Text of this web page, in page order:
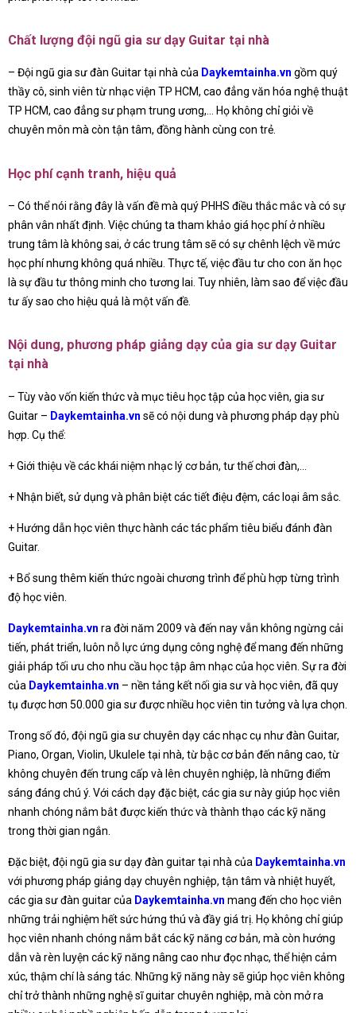
Chất lượng đội ngũ gia sư dạy Guitar tại nhà
– Đội ngũ gia sư đàn Guitar tại nhà của Daykemtainha.vn gồm quý
thầy cô, sinh viên từ nhạc viện TP HCM, cao đẳng văn hóa nghệ thuật
TP HCM, cao đẳng sư phạm trung ương,… Họ không chỉ giỏi về
chuyên môn mà còn tận tâm, đồng hành cùng con trẻ.
Học phí cạnh tranh, hiệu quả
– Có thể nói rằng đây là vấn đề mà quý PHHS điều thắc mắc và có sự
phân vân nhất định. Việc chúng ta tham khảo giá học phí ở nhiều
trung tâm là không sai, ở các trung tâm sẽ có sự chênh lệch về mức
học phí nhưng không quá nhiều. Thực tế, việc đầu tư cho con ăn học
là sự đầu tư thông minh cho tương lai. Tuy nhiên, làm sao để việc đầu
tư ấy sao cho hiệu quả là một vấn đề.
Nội dung, phương pháp giảng dạy của gia sư dạy Guitar
tại nhà
– Tùy vào vốn kiến thức và mục tiêu học tập của học viên, gia sư
Guitar – Daykemtainha.vn sẽ có nội dung và phương pháp dạy phù
hợp. Cụ thể:
+ Giới thiệu về các khái niệm nhạc lý cơ bản, tư thế chơi đàn,…
+ Nhận biết, sử dụng và phân biệt các tiết điệu đệm, các loại âm sắc.
+ Hướng dẫn học viên thực hành các tác phẩm tiêu biểu đánh đàn
Guitar.
+ Bổ sung thêm kiến thức ngoài chương trình để phù hợp từng trình
độ học viên.
Daykemtainha.vn ra đời năm 2009 và đến nay vẫn không ngừng cải
tiến, phát triển, luôn nỗ lực ứng dụng công nghệ để mang đến những
giải pháp tối ưu cho nhu cầu học tập âm nhạc của học viên. Sự ra đời
của Daykemtainha.vn – nền tảng kết nối gia sư và học viên, đã quy
tụ được hơn 50.000 gia sư được nhiều học viên tin tưởng và lựa chọn.
Trong số đó, đội ngũ gia sư chuyên dạy các nhạc cụ như đàn Guitar,
Piano, Organ, Violin, Ukulele tại nhà, từ bậc cơ bản đến nâng cao, từ
không chuyên đến trung cấp và lên chuyên nghiệp, là những điểm
sáng đáng chú ý. Với cách dạy đặc biệt, các gia sư này giúp học viên
nhanh chóng nắm bắt được kiến thức và thành thạo các kỹ năng
trong thời gian ngắn.
Đặc biệt, đội ngũ gia sư dạy đàn guitar tại nhà của Daykemtainha.vn
với phương pháp giảng dạy chuyên nghiệp, tận tâm và nhiệt huyết,
các gia sư đàn guitar của Daykemtainha.vn mang đến cho học viên
những trải nghiệm hết sức hứng thú và đầy giá trị. Họ không chỉ giúp
học viên nhanh chóng nắm bắt các kỹ năng cơ bản, mà còn hướng
dẫn và rèn luyện các kỹ năng nâng cao như đọc nhạc, thể hiện cảm
xúc, thậm chí là sáng tác. Những kỹ năng này sẽ giúp học viên không
chỉ trở thành những nghệ sĩ guitar chuyên nghiệp, mà còn mở ra